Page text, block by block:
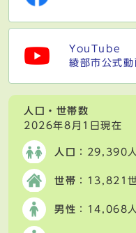
YouTube
綾部市公式
人口・世帯数
2026年8月1日現在
人口 ：29,390人
世帯 ：13,821
男性 ：14,068人